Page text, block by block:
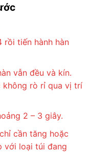
rồi tiến hành hàn
vẫn đều và kín.
rò rỉ qua vị trí
2 – 3 giây.
cần tăng hoặc
với loại túi đang